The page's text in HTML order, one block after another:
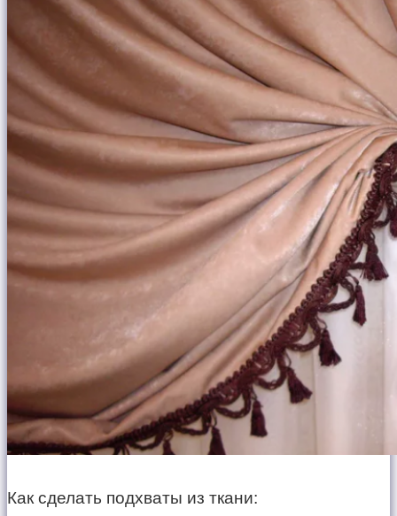
Как сделать подхваты из ткани: